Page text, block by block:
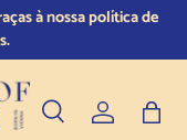
à nossa política de
PesquisarIniciar Saco